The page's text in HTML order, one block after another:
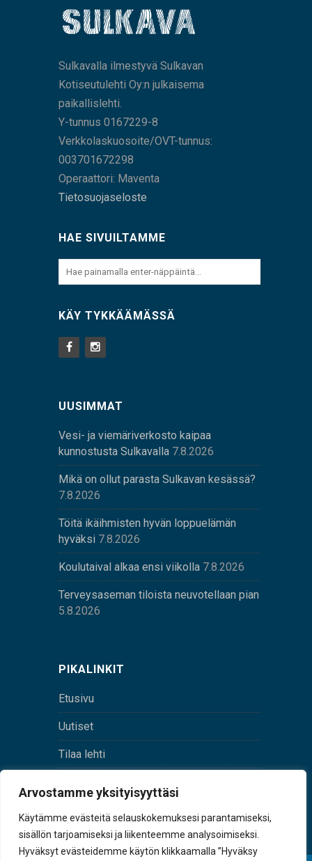
Arvostamme yksityisyyttäsi
Käytämme evästeitä selauskokemuksesi parantamiseksi,
sisällön tarjoamiseksi ja liikenteemme analysoimiseksi.
Hyväksyt evästeidemme käytön klikkaamalla ”Hyväksy
Sulkavalla ilmestyvä Sulkavan
Kotiseutulehti Oy:n julkaisema
paikallislehti.
Y-tunnus 0167229-8
Verkkolaskuosoite/OVT-tunnus:
003701672298
Operaattori: Maventa
Tietosuojaseloste
HAE SIVUILTAMME
KÄY TYKKÄÄMÄSSÄ
UUSIMMAT
Vesi- ja viemäriverkosto kaipaa
kunnostusta Sulkavalla 7.8.2026
Mikä on ollut parasta Sulkavan kesässä?
7.8.2026
Töitä ikäihmisten hyvän loppuelämän
hyväksi 7.8.2026
Koulutaival alkaa ensi viikolla 7.8.2026
Terveysaseman tiloista neuvotellaan pian
5.8.2026
PIKALINKIT
Etusivu
Uutiset
Tilaa lehti